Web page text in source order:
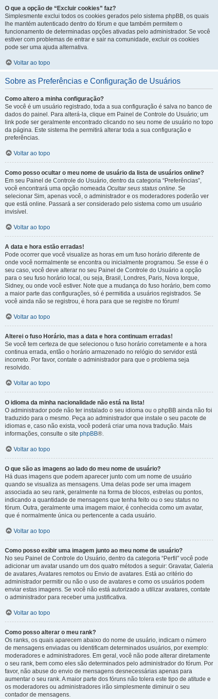
O que a opção de “Excluir cookies” faz?
Simplesmente exclui todos os cookies gerados pelo sistema phpBB, os quais
lhe mantém autenticado dentro do fórum e que também permitem o
funcionamento de determinadas opções ativadas pelo administrador. Se você
estiver com problemas de entrar e sair na comunidade, excluir os cookies
pode ser uma ajuda alternativa.
Voltar ao topo
Sobre as Preferências e Configuração de Usuários
Como altero a minha configuração?
Se você é um usuário registrado, toda a sua configuração é salva no banco de
dados do painel. Para alterá-la, clique em Painel de Controle do Usuário; um
link pode ser geralmente encontrado clicando no seu nome de usuário no topo
da página. Este sistema lhe permitirá alterar toda a sua configuração e
preferências.
Voltar ao topo
Como posso ocultar o meu nome de usuário da lista de usuários online?
Em seu Painel de Controle do Usuário, dentro da categoria “Preferências”,
você encontrará uma opção nomeada Ocultar seus status online. Se
selecionar Sim, apenas você, o administrador e os moderadores poderão ver
que está online. Passará a ser considerado pelo sistema como um usuário
invisível.
Voltar ao topo
A data e hora estão erradas!
Pode ocorrer que você visualize as horas em um fuso horário diferente de
onde você normalmente se encontra ou inicialmente programou. Se esse é o
seu caso, você deve alterar no seu Painel de Controle do Usuário a opção
para o seu fuso horário local, ou seja, Brasil, Londres, Paris, Nova Iorque,
Sidney, ou onde você estiver. Note que a mudança do fuso horário, bem como
a maior parte das configurações, só é permitida a usuários registrados. Se
você ainda não se registrou, é hora para que se registre no fórum!
Voltar ao topo
Alterei o fuso Horário, mas a data e hora continuam erradas!
Se você tem certeza de que selecionou o fuso horário corretamente e a hora
continua errada, então o horário armazenado no relógio do servidor está
incorreto. Por favor, contate o administrador para que o problema seja
resolvido.
Voltar ao topo
O idioma da minha nacionalidade não está na lista!
O administrador pode não ter instalado o seu idioma ou o phpBB ainda não foi
traduzido para o mesmo. Peça ao administrador que instale o seu pacote de
idiomas e, caso não exista, você poderá criar uma nova tradução. Mais
informações, consulte o site phpBB®.
Voltar ao topo
O que são as imagens ao lado do meu nome de usuário?
Há duas imagens que podem aparecer junto com um nome de usuário
quando se visualiza as mensagens. Uma delas pode ser uma imagem
associada ao seu rank, geralmente na forma de blocos, estrelas ou pontos,
indicando a quantidade de mensagens que tenha feito ou o seu status no
fórum. Outra, geralmente uma imagem maior, é conhecida como um avatar,
que é normalmente única ou pertencente a cada usuário.
Voltar ao topo
Como posso exibir uma imagem junto ao meu nome de usuário?
No seu Painel de Controle do Usuário, dentro da categoria “Perfil” você pode
adicionar um avatar usando um dos quatro métodos a seguir: Gravatar, Galeria
de avatares, Avatares remotos ou Envio de avatares. Está ao critério do
administrador permitir ou não o uso de avatares e como os usuários podem
enviar estas imagens. Se você não está autorizado a utilizar avatares, contate
o administrador para receber uma justificativa.
Voltar ao topo
Como posso alterar o meu rank?
Os ranks, os quais aparecem abaixo do nome de usuário, indicam o número
de mensagens enviadas ou identificam determinados usuários, por exemplo:
moderadores e administradores. Em geral, você não pode alterar diretamente
o seu rank, bem como eles são determinados pelo administrador do fórum. Por
favor, não abuse do envio de mensagens desnecessárias apenas para
aumentar o seu rank. A maior parte dos fóruns não tolera este tipo de atitude e
os moderadores ou administradores irão simplesmente diminuir o seu
contador de mensagens.